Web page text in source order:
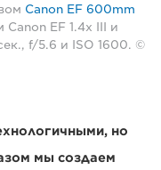
Canon EF 600mm
EF 1.4x III и
f/5.6 и ISO 1600. ©
но
мы создаем